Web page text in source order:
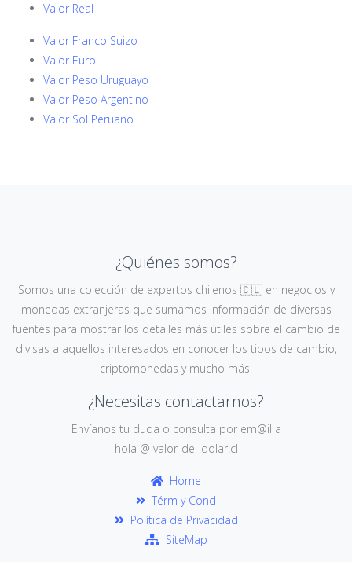
Valor Real
Valor Franco Suizo
Valor Euro
Valor Peso Uruguayo
Valor Peso Argentino
Valor Sol Peruano
¿Quiénes somos?
Somos una colección de expertos chilenos 🇨🇱 en negocios y
monedas extranjeras que sumamos información de diversas
fuentes para mostrar los detalles más útiles sobre el cambio de
divisas a aquellos interesados en conocer los tipos de cambio,
criptomonedas y mucho más.
¿Necesitas contactarnos?
Envíanos tu duda o consulta por em@il a
hola @ valor-del-dolar.cl
Home
Térm y Cond
Política de Privacidad
SiteMap